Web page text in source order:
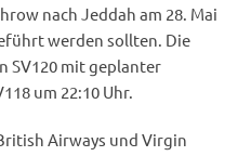
nach Jeddah am 28. Mai
werden sollten. Die
SV120 mit geplanter
um 22:10 Uhr.
Airways und Virgin